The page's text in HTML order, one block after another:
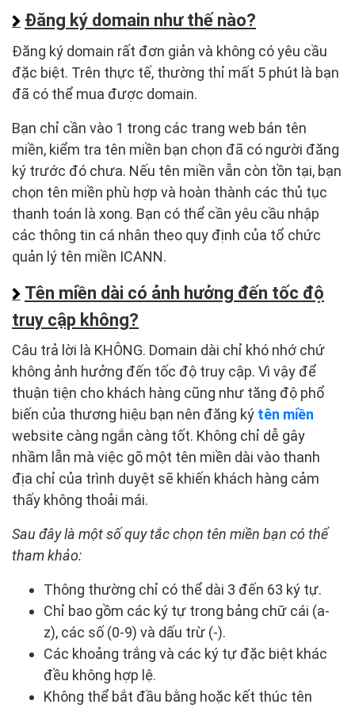
Đăng ký domain như thế nào?
Đăng ký domain rất đơn giản và không có yêu cầu
đặc biệt. Trên thực tế, thường thỉ mất 5 phút là bạn
đã có thể mua được domain.
Bạn chỉ cần vào 1 trong các trang web bán tên
miền, kiểm tra tên miền bạn chọn đã có người đăng
ký trước đó chưa. Nếu tên miền vẫn còn tồn tại, bạn
chọn tên miền phù hợp và hoàn thành các thủ tục
thanh toán là xong. Bạn có thể cần yêu cầu nhập
các thông tin cá nhân theo quy định của tổ chức
quản lý tên miền ICANN.
Tên miền dài có ảnh hưởng đến tốc độ
truy cập không?
Câu trả lời là KHÔNG. Domain dài chỉ khó nhớ chứ
không ảnh hưởng đến tốc độ truy cập. Vì vậy để
thuận tiện cho khách hàng cũng như tăng độ phổ
biến của thương hiệu bạn nên đăng ký tên miền
website càng ngắn càng tốt. Không chỉ dễ gây
nhầm lẫn mà việc gõ một tên miền dài vào thanh
địa chỉ của trình duyệt sẽ khiến khách hàng cảm
thấy không thoải mái.
Sau đây là một số quy tắc chọn tên miền bạn có thể
tham khảo:
Thông thường chỉ có thể dài 3 đến 63 ký tự.
Chỉ bao gồm các ký tự trong bảng chữ cái (a-
z), các số (0-9) và dấu trừ (-).
Các khoảng trắng và các ký tự đặc biệt khác
đều không hợp lệ.
Không thể bắt đầu bằng hoặc kết thúc tên